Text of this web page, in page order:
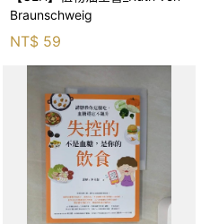
Braunschweig
NT$ 59